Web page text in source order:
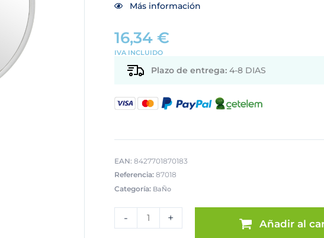
Más información
16,34 €
IVA INCLUIDO
Plazo de entrega:4-8 DIAS
EAN: 8427701870183
Referencia: 87018
Categoría: BaÑo
-
VENTOSAS
10
+ Añadir al